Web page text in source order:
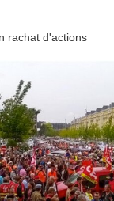
rachat d'actions